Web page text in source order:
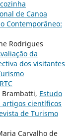
de Canoa
Contemporâneo:
Rodrigues
da
dos visitantes
Brambatti, Estudo
artigos científicos
de Turismo
Carvalho de